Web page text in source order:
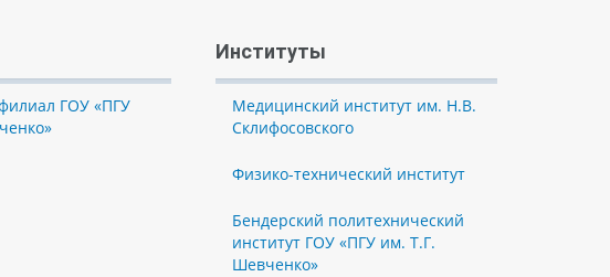
ГОУ «ПГУ
Институты
Медицинский институт им. Н.В.
Склифосовского
Физико-технический институт
Бендерский политехнический
институт ГОУ «ПГУ им. Т.Г.
Шевченко»